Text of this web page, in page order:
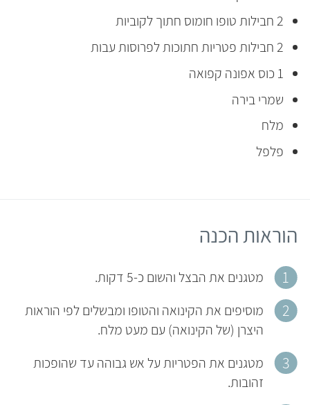
2 חבילות טופו חומוס חתוך לקוביות
2 חבילות פטריות חתוכות לפרוסות עבות
1 כוס אפונה קפואה
שמרי בירה
מלח
פלפל
הוראות הכנה
מטגנים את הבצל והשום כ-5 דקות.
מוסיפים את הקינואה והטופו ומבשלים לפי הוראות
היצרן (של הקינואה) עם מעט מלח.
מטגנים את הפטריות על אש גבוהה עד שהופכות
זהובות.